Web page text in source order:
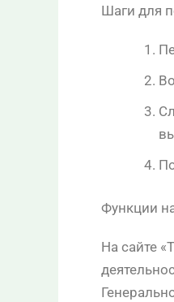
Шаги для
Функции
На сайте